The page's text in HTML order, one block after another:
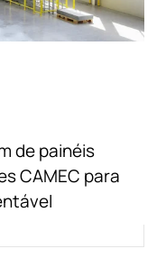
de painéis
CAMEC para